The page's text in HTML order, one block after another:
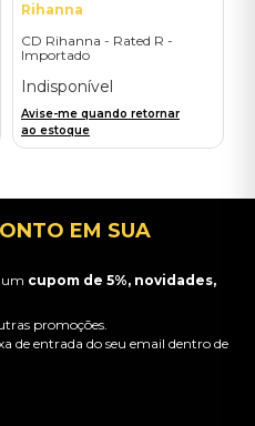
Rihanna
CD Rihanna - Rated R -
Importado
Indisponível
Avise-me quando retornar
ao estoque
EM SUA
um cupom de 5%, novidades,
promoções.
de entrada do seu email dentro de